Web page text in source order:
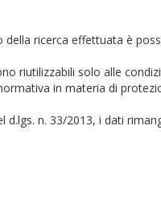
della ricerca effettuata è
riutilizzabili solo alle
in materia di
d.lgs. n. 33/2013, i dati